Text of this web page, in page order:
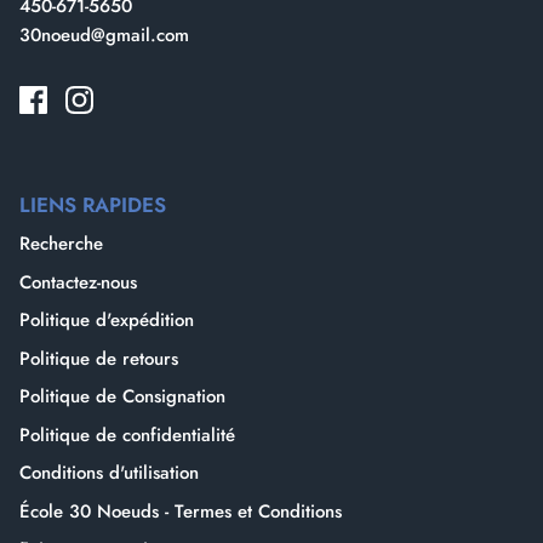
Besoin d'une batterie de plus ? LOUEZ
450-671-5650
30noeud@gmail.com
LIENS RAPIDES
Recherche
Contactez-nous
Politique d'expédition
Politique de retours
Politique de Consignation
Politique de confidentialité
Conditions d'utilisation
École 30 Noeuds - Termes et Conditions